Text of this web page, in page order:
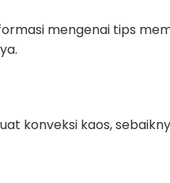
mengenai tips
konveksi kaos,